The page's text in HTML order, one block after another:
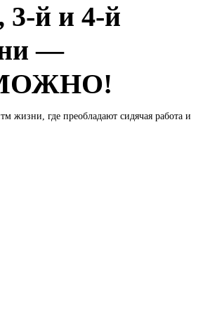
3-й и 4-й
—
жизни, где преобладают сидячая работа и